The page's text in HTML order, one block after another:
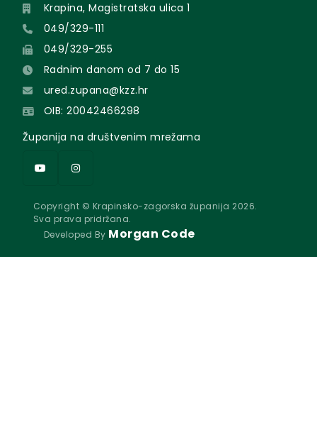
Krapina, Magistratska ulica 1
049/329-111
049/329-255
Radnim danom od 7 do 15
ured.zupana@kzz.hr
OIB: 20042466298
Županija na društvenim mrežama
Copyright © Krapinsko-zagorska županija 2026.
Sva prava pridržana.
Developed By Morgan Code